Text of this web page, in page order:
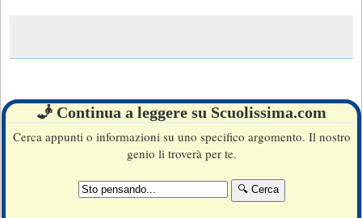
🧞 Continua a leggere su Scuolissima.com
Cerca appunti o informazioni su uno specifico argomento. Il nostro
genio li troverà per te.